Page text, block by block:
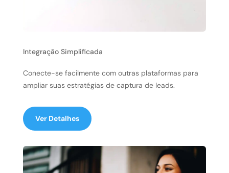
Integração Simplificada
Conecte-se facilmente com outras plataformas para
ampliar suas estratégias de captura de leads.
Ver Detalhes